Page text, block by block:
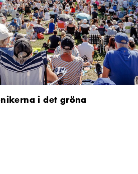
i det gröna